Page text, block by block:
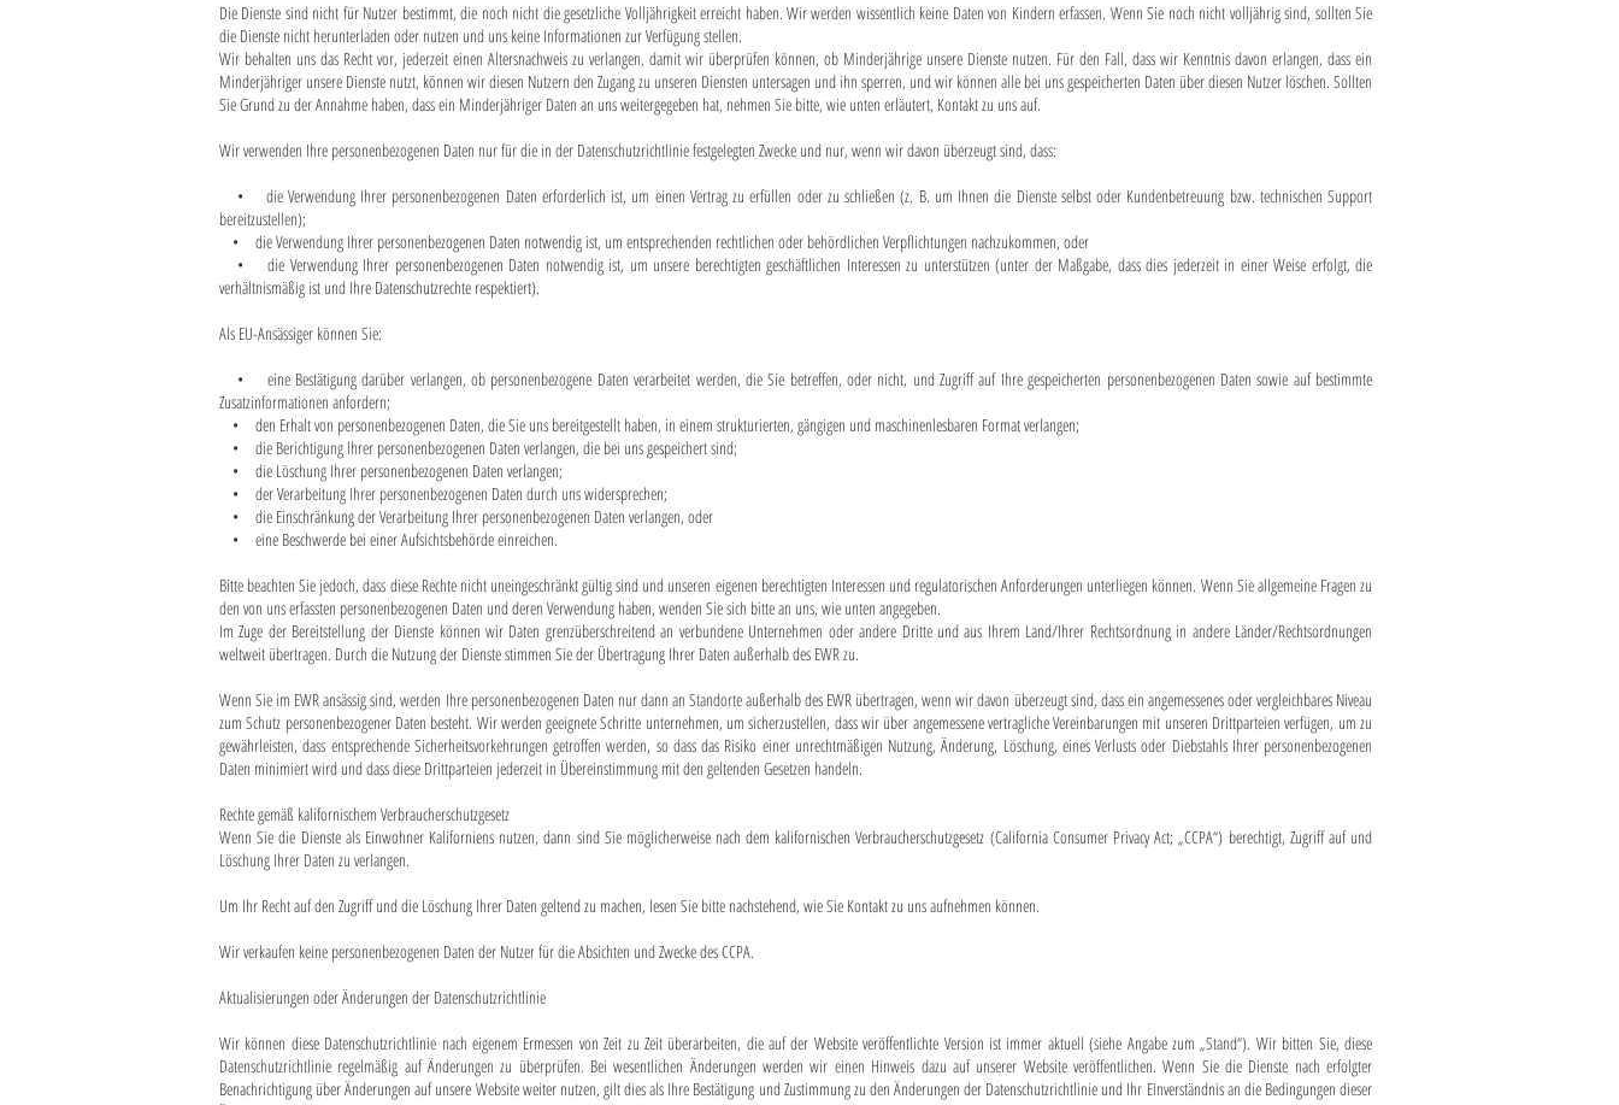
Die Dienste sind nicht für Nutzer bestimmt, die noch nicht die gesetzliche Volljährigkeit erreicht haben. Wir werden wissentlich keine Daten von Kindern erfassen. Wenn Sie noch nicht volljährig sind, sollten Sie
die Dienste nicht herunterladen oder nutzen und uns keine Informationen zur Verfügung stellen.
Wir behalten uns das Recht vor, jederzeit einen Altersnachweis zu verlangen, damit wir überprüfen können, ob Minderjährige unsere Dienste nutzen. Für den Fall, dass wir Kenntnis davon erlangen, dass ein
Minderjähriger unsere Dienste nutzt, können wir diesen Nutzern den Zugang zu unseren Diensten untersagen und ihn sperren, und wir können alle bei uns gespeicherten Daten über diesen Nutzer löschen. Sollten
Sie Grund zu der Annahme haben, dass ein Minderjähriger Daten an uns weitergegeben hat, nehmen Sie bitte, wie unten erläutert, Kontakt zu uns auf.
Wir verwenden Ihre personenbezogenen Daten nur für die in der Datenschutzrichtlinie festgelegten Zwecke und nur, wenn wir davon überzeugt sind, dass:
• die Verwendung Ihrer personenbezogenen Daten erforderlich ist, um einen Vertrag zu erfüllen oder zu schließen (z. B. um Ihnen die Dienste selbst oder Kundenbetreuung bzw. technischen Support
bereitzustellen);
• die Verwendung Ihrer personenbezogenen Daten notwendig ist, um entsprechenden rechtlichen oder behördlichen Verpflichtungen nachzukommen, oder
• die Verwendung Ihrer personenbezogenen Daten notwendig ist, um unsere berechtigten geschäftlichen Interessen zu unterstützen (unter der Maßgabe, dass dies jederzeit in einer Weise erfolgt, die
verhältnismäßig ist und Ihre Datenschutzrechte respektiert).
Als EU-Ansässiger können Sie:
• eine Bestätigung darüber verlangen, ob personenbezogene Daten verarbeitet werden, die Sie betreffen, oder nicht, und Zugriff auf Ihre gespeicherten personenbezogenen Daten sowie auf bestimmte
Zusatzinformationen anfordern;
• den Erhalt von personenbezogenen Daten, die Sie uns bereitgestellt haben, in einem strukturierten, gängigen und maschinenlesbaren Format verlangen;
• die Berichtigung lhrer personenbezogenen Daten verlangen, die bei uns gespeichert sind;
• die Löschung Ihrer personenbezogenen Daten verlangen;
• der Verarbeitung Ihrer personenbezogenen Daten durch uns widersprechen;
• die Einschränkung der Verarbeitung Ihrer personenbezogenen Daten verlangen, oder
• eine Beschwerde bei einer Aufsichtsbehörde einreichen.
Bitte beachten Sie jedoch, dass diese Rechte nicht uneingeschränkt gültig sind und unseren eigenen berechtigten Interessen und regulatorischen Anforderungen unterliegen können. Wenn Sie allgemeine Fragen zu
den von uns erfassten personenbezogenen Daten und deren Verwendung haben, wenden Sie sich bitte an uns, wie unten angegeben.
Im Zuge der Bereitstellung der Dienste können wir Daten grenzüberschreitend an verbundene Unternehmen oder andere Dritte und aus Ihrem Land/Ihrer Rechtsordnung in andere Länder/Rechtsordnungen
weltweit übertragen. Durch die Nutzung der Dienste stimmen Sie der Übertragung Ihrer Daten außerhalb des EWR zu.
Wenn Sie im EWR ansässig sind, werden Ihre personenbezogenen Daten nur dann an Standorte außerhalb des EWR übertragen, wenn wir davon überzeugt sind, dass ein angemessenes oder vergleichbares Niveau
zum Schutz personenbezogener Daten besteht. Wir werden geeignete Schritte unternehmen, um sicherzustellen, dass wir über angemessene vertragliche Vereinbarungen mit unseren Drittparteien verfügen, um zu
gewährleisten, dass entsprechende Sicherheitsvorkehrungen getroffen werden, so dass das Risiko einer unrechtmäßigen Nutzung, Änderung, Löschung, eines Verlusts oder Diebstahls Ihrer personenbezogenen
Daten minimiert wird und dass diese Drittparteien jederzeit in Übereinstimmung mit den geltenden Gesetzen handeln.
Rechte gemäß kalifornischem Verbraucherschutzgesetz
Wenn Sie die Dienste als Einwohner Kaliforniens nutzen, dann sind Sie möglicherweise nach dem kalifornischen Verbraucherschutzgesetz (California Consumer Privacy Act; „CCPA“) berechtigt, Zugriff auf und
Löschung Ihrer Daten zu verlangen.
Um Ihr Recht auf den Zugriff und die Löschung Ihrer Daten geltend zu machen, lesen Sie bitte nachstehend, wie Sie Kontakt zu uns aufnehmen können.
Wir verkaufen keine personenbezogenen Daten der Nutzer für die Absichten und Zwecke des CCPA.
Aktualisierungen oder Änderungen der Datenschutzrichtlinie
Wir können diese Datenschutzrichtlinie nach eigenem Ermessen von Zeit zu Zeit überarbeiten, die auf der Website veröffentlichte Version ist immer aktuell (siehe Angabe zum „Stand“). Wir bitten Sie, diese
Datenschutzrichtlinie regelmäßig auf Änderungen zu überprüfen. Bei wesentlichen Änderungen werden wir einen Hinweis dazu auf unserer Website veröffentlichen. Wenn Sie die Dienste nach erfolgter
Benachrichtigung über Änderungen auf unsere Website weiter nutzen, gilt dies als Ihre Bestätigung und Zustimmung zu den Änderungen der Datenschutzrichtlinie und Ihr Einverständnis an die Bedingungen dieser